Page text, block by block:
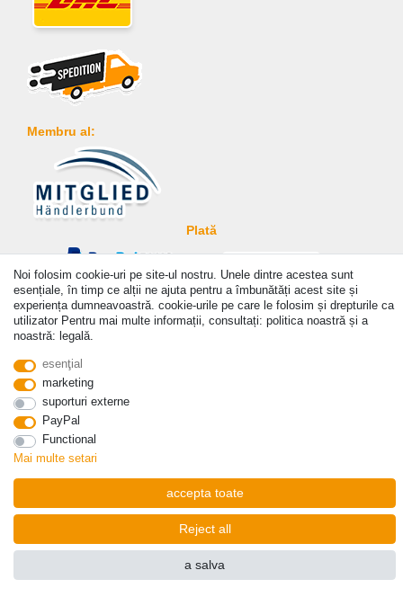
Membru al:
Plată
© Copyright 2026 | Toate drepturile rezervate. - Prices incl. VAT. 19% VAT Basic prices see
Noi folosim cookie-uri pe site-ul nostru. Unele dintre acestea sunt
esențiale, în timp ce alții ne ajuta pentru a îmbunătăți acest site și
experiența dumneavoastră. cookie-urile pe care le folosim și drepturile ca
utilizator Pentru mai multe informații, consultați: politica noastră și a
noastră: legală.
esenţial
marketing
suporturi externe
PayPal
Functional
Mai multe setari
accepta toate
Reject all
a salva
Withdraw from contract here